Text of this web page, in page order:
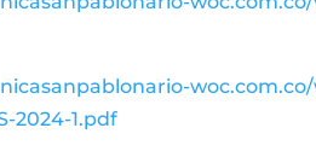
woc.com.co/
2024-1.pdf